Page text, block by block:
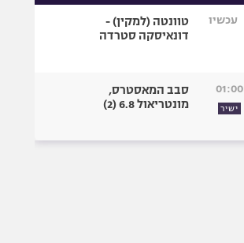
עכשיו
טוונטה (למקין) -
דונאיסקה סטרדה
01:00
ישיר
סבב המאסטרס,
מונטריאול 6.8 (2)